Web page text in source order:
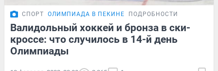
СПОРТ ОЛИМПИАДА В ПЕКИНЕ ПОДРОБНОСТИ
Валидольный хоккей и бронза в ски-
кроссе: что случилось в 14-й день
Олимпиады